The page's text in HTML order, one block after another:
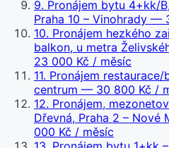
9. Pronájem bytu 4+kk/
Praha 10 – Vinohrady —
10. Pronájem hezkého
balkon, u metra
23 000 Kč / měsíc
11. Pronájem restaurace/
centrum — 30 800 Kč /
12. Pronájem,
Dřevná, Praha 2 – Nové
000 Kč / měsíc